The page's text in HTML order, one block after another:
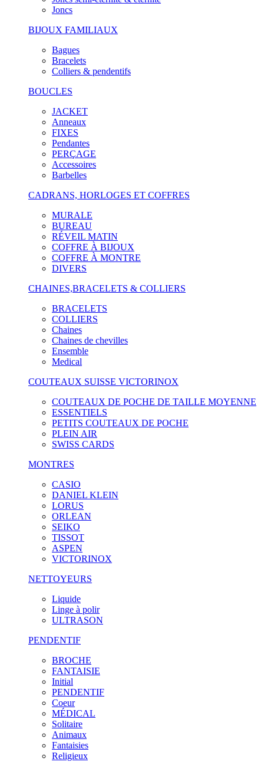
Joncs
BIJOUX FAMILIAUX
Bagues
Bracelets
Colliers & pendentifs
BOUCLES
JACKET
Anneaux
FIXES
Pendantes
PERÇAGE
Accessoires
Barbelles
CADRANS, HORLOGES ET COFFRES
MURALE
BUREAU
RÉVEIL MATIN
COFFRE À BIJOUX
COFFRE À MONTRE
DIVERS
CHAINES,BRACELETS & COLLIERS
BRACELETS
COLLIERS
Chaines
Chaines de chevilles
Ensemble
Medical
COUTEAUX SUISSE VICTORINOX
COUTEAUX DE POCHE DE TAILLE MOYENNE
ESSENTIELS
PETITS COUTEAUX DE POCHE
PLEIN AIR
SWISS CARDS
MONTRES
CASIO
DANIEL KLEIN
LORUS
ORLEAN
SEIKO
TISSOT
ASPEN
VICTORINOX
NETTOYEURS
Liquide
Linge à polir
ULTRASON
PENDENTIF
BROCHE
FANTAISIE
Initial
PENDENTIF
Coeur
MÉDICAL
Solitaire
Animaux
Fantaisies
Religieux